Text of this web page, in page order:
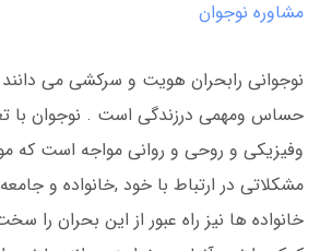
مشاوره نوجوان
نوجوانی رابحران هویت و سرکشی می دانند
حساس ومهمی درزندگی است . نوجوان با
وفیزیکی و روحی و روانی مواجه است که
مشکلاتی در ارتباط با خود ,خانواده و
خانواده ها نیز راه عبور از این بحران را